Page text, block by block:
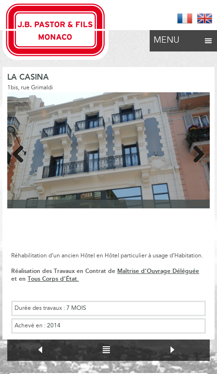
MENU
LA CASINA
1bis, rue Grimaldi
Previous
Réhabilitation d’un ancien Hôtel en Hôtel particulier à usage d’Habitation.
Réalisation des Travaux en Contrat de Maîtrise d’Ouvrage Déléguée
et en Tous Corps d’État.
Durée des travaux : 7 MOIS
Achevé en : 2014